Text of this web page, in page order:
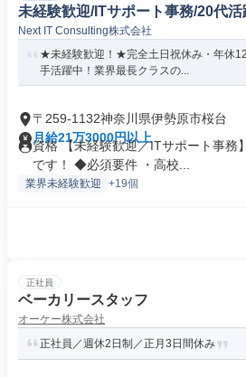
未経験歓迎/ITサポート事務/20代活
Next IT Consulting株式会社
★未経験歓迎！★完全土日祝休み・年休
手活躍中！業界最長クラスの...
〒259-1132神奈川県伊勢原市桜台
月給21万3000円以上
資格 【未経験歓迎／ITサポート事務
です！ ◆必須要件 ・高校...
業界未経験歓迎 +19個
正社員
ベーカリースタッフ
オーケー株式会社
正社員／週休2日制／正月3日間休み